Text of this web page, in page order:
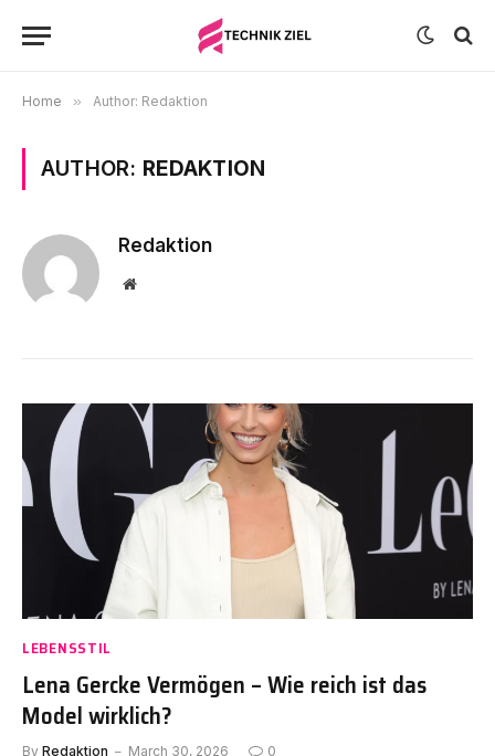
Home » Author: Redaktion
AUTHOR: REDAKTION
Redaktion
Website
LEBENSSTIL
Lena Gercke Vermögen – Wie reich ist das
Model wirklich?
By Redaktion March 30, 2026 0